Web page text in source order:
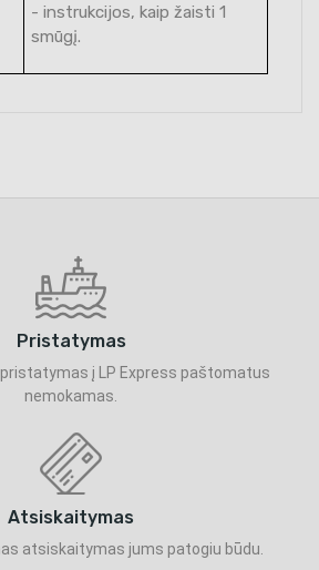
- instrukcijos, kaip žaisti 1
smūgį.
Pristatymas
į LP Express paštomatus
nemokamas.
Atsiskaitymas
atsiskaitymas jums patogiu būdu.